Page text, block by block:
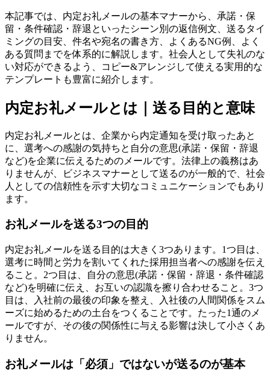
本記事では、内定お礼メールの基本マナーから、承諾・保
留・条件確認・辞退といったシーン別の返信例文、送るタイ
ミングの目安、件名や宛名の書き方、よくあるNG例、よく
ある質問までを体系的に解説します。社会人として失礼のな
い対応ができるよう、コピー&アレンジして使える実用的な
テンプレートも豊富に紹介します。
内定お礼メールとは｜送る目的と意味
内定お礼メールとは、企業から内定通知を受け取ったあと
に、選考への感謝の気持ちと自分の意思(承諾・保留・辞退
など)を企業に伝えるためのメールです。法律上の義務はあ
りませんが、ビジネスマナーとして送るのが一般的で、社会
人としての信頼性を示す大切なコミュニケーションでもあり
ます。
お礼メールを送る3つの目的
内定お礼メールを送る目的は大きく3つあります。1つ目は、
選考に時間と労力を割いてくれた採用担当者への感謝を伝え
ること。2つ目は、自分の意思(承諾・保留・辞退・条件確認
など)を明確に伝え、お互いの認識を擦り合わせること。3つ
目は、入社前の最後の印象を整え、入社後の人間関係をスム
ーズに始めるための土台をつくることです。たった1通のメ
ールですが、その後の関係性に与える影響は決して小さくあ
りません。
お礼メールは「必須」ではないが送るのが基本